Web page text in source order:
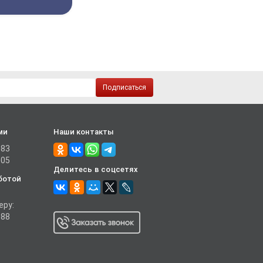
Подписаться
Наши контакты
Делитесь в соцсетях